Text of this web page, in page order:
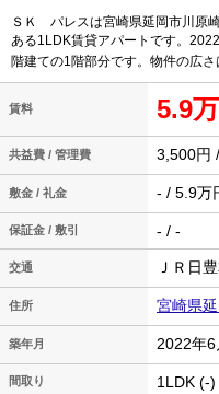
ＳＫ パレスは宮崎県延岡市川原
ある1LDK賃貸アパートです。
階建ての1階部分です。物件の広
賃料 5.9
共益費 / 管理費 3,500円
敷金 / 礼金 - / 5.9万
保証金 / 敷引 - / -
交通 ＪＲ日
住所 宮崎県
築年月 2022年6
間取り 1LDK (-)